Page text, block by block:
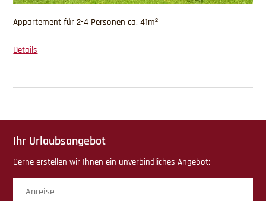
Appartement für 2-4 Personen ca. 41m²
Details
Ihr Urlaubsangebot
Gerne erstellen wir Ihnen ein unverbindliches Angebot: